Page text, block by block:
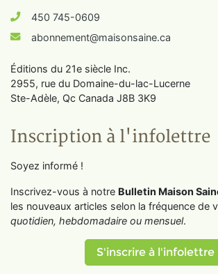
450 745-0609
abonnement@maisonsaine.ca
Éditions du 21e siècle Inc.
2955, rue du Domaine-du-lac-Lucerne
Ste-Adèle, Qc Canada J8B 3K9
Inscription à l'infolettre
Soyez informé !
Inscrivez-vous à notre Bulletin Maison
les nouveaux articles selon la fréquence de
quotidien, hebdomadaire ou mensuel.
S'inscrire à l'infolettre